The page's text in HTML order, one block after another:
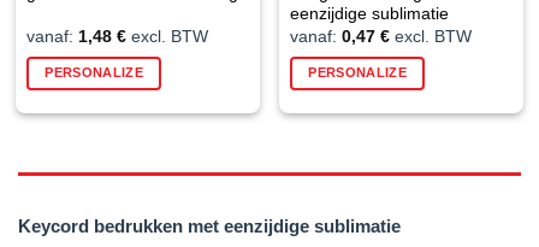
vanaf: 1,48€ excl. BTW
PERSONALIZE
Deze
kan
eenzijdige sublimatie
vanaf:0,47€ excl. BTW
PERSONALIZE
Deze
Keycord bedrukken met eenzijdige sublimatie